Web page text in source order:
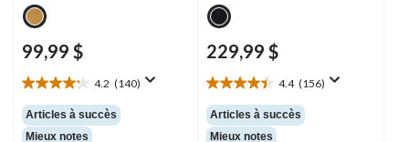
99,99 $
4.2 (140)
4.2
étoile(s)
sur
Articles à succès
Mieux notes
229,99 $
4.4 (156)
4.4
étoile(s)
sur
Articles à succès
Mieux notes